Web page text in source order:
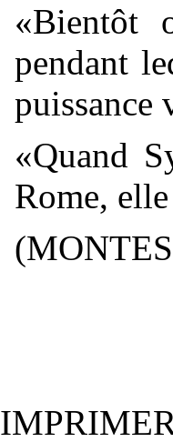
«Bientôt
pendant
puissance
«Quand
Rome,